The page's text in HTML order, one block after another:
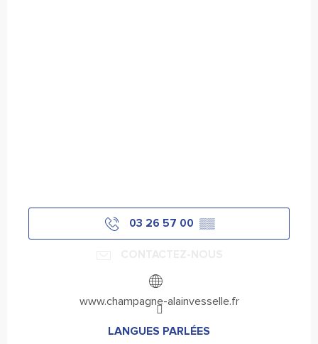
03 26 57 00 ▒▒
www.champagne-alainvesselle.fr
LANGUES PARLÉESLANGUES PARLÉES